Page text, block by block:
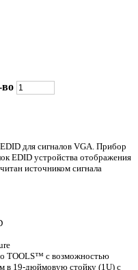
для сигналов VGA. Прибор
EDID устройства отображения
источником сигнала
TOOLS™ с возможностью
в 19-дюймовую стойку (1U) с